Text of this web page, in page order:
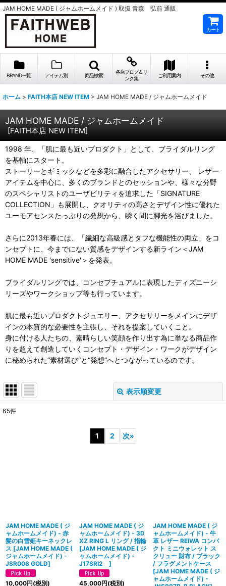
JAM HOME MADE ( ジャムホームメイド ) 取扱 青森 弘前 通販
カート
BRAND一覧 アイテム別 商品検索
各店ブログ＆リ
ンク集
ご利用案内 その他
ホーム > FAITH本店 NEW ITEM > JAM HOME MADE / ジャムホームメイド
JAM HOME MADE / ジャムホームメイド
[FAITH本店 NEW ITEM]
1998 年、「肌に最も近いプロダクト」として、ブライダルリング
を基軸にスタート。
ストーリーとギミックなどを多彩に融合したアクセサリー、 レザー
アイテムを中心に、多くのブランドとのセッションや、様々な分野
のスペシャリストのユーザビリティを追求した「SIGNATURE
COLLECTION」も展開し、クオリティの高さとデザイン性に優れた
ユーモアセンスたっぷりの発想から、瞬く間に脚光を浴びました。
さらに2013年春には、「繊細な高級感とタフな機能性の両立」をコ
ンセプトに、今までにない質感をデザインする新ライン＜JAM
HOME MADE 'sensitive'＞を発表。
ブライダルリングでは、コンセプチュアルに表現したディズニーシ
リーズやワークショップ等も行っています。
肌に最も近いプロダクトジュエリー、アクセサリーをメインにデザ
インの本質的な必要性を主張し、それを提案していくこと。
身に付ける人たちの、素晴らしい笑顔を作り出す為に単なる商品作
りを超えて創造していくコンセプト・デザイン・ワークがデザイン
に秘められた“素材選び”と“発想”へとつながっているのです。
表示順変更
65件
1 2 次»
JAM HOME MADE ( ジ
ャムホームメイド) - 赤
髪の白雪姫キーネックレ
ス [JAM HOME MADE (
ジャムホームメイド) -
JSR008 GOLD]
10,000円(税別)
JAM HOME MADE ( ジ
ャムホームメイド) - 3D
XZ RING L リング / 指輪
[JAM HOME MADE ( ジ
ャムホームメイド) -
J17SRI2 ]
45,000円(税別)
JAM HOME MADE ( ジ
ャムホームメイド) - 牛
革 レザー REIWA コンパ
クト ミニウォレット ス
クリュー 財布 / ブラック
/ フラグメントケース
[JAM HOME MADE ( ジ
ャムホームメイド) -